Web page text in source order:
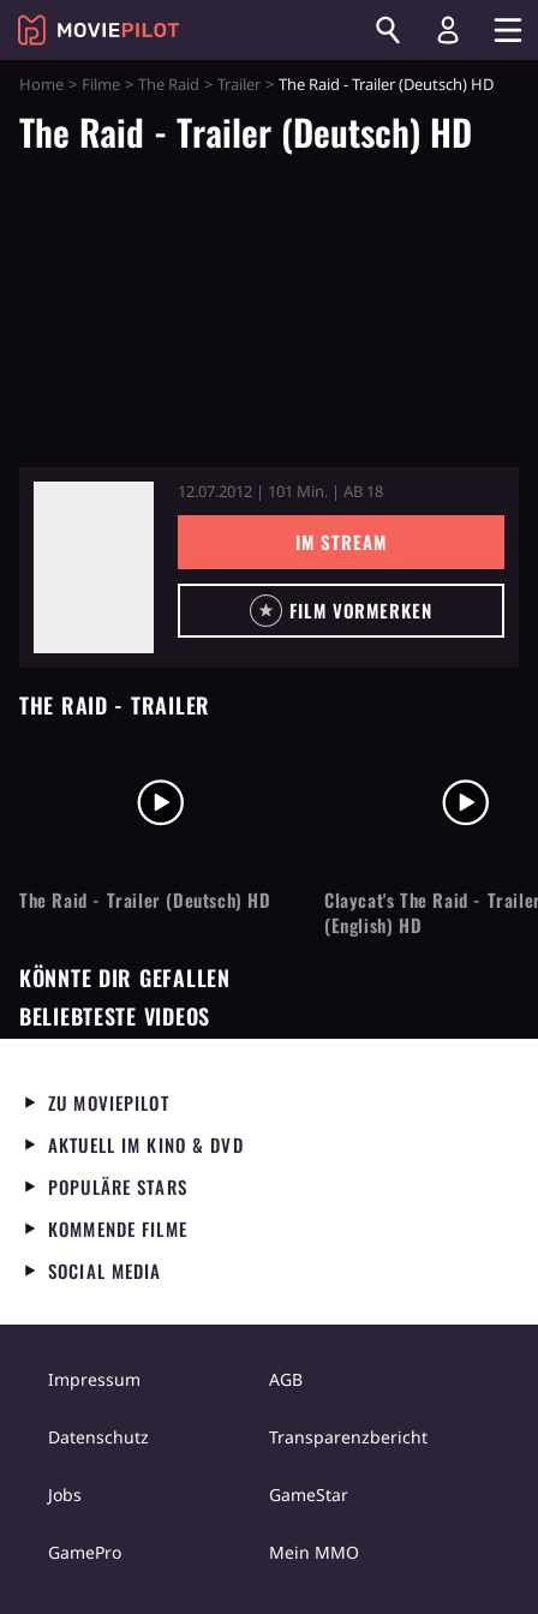
Home Filme The Raid Trailer The Raid - Trailer (Deutsch) HD
The Raid - Trailer (Deutsch) HD
12.07.2012 | 101 Min. | AB 18
IM STREAM
FILM VORMERKEN
THE RAID - TRAILER
The Raid - Trailer (Deutsch) HD
Claycat's The Raid -
(English) HD
KÖNNTE DIR GEFALLEN
BELIEBTESTE VIDEOS
ZU MOVIEPILOT
AKTUELL IM KINO & DVD
POPULÄRE STARS
KOMMENDE FILME
SOCIAL MEDIA
Impressum AGB
Datenschutz Transparenzbericht
Jobs GameStar
GamePro Mein MMO